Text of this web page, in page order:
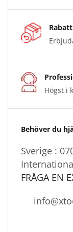
Högst i
Behöver du
Sverige :
FRÅGA EN